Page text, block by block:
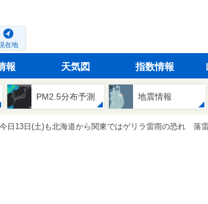
在地
報 天気図 指数情報
PM2.5分布予測 地震情報
今日13日(土)も北海道から関東ではゲリラ雷雨の恐れ 落